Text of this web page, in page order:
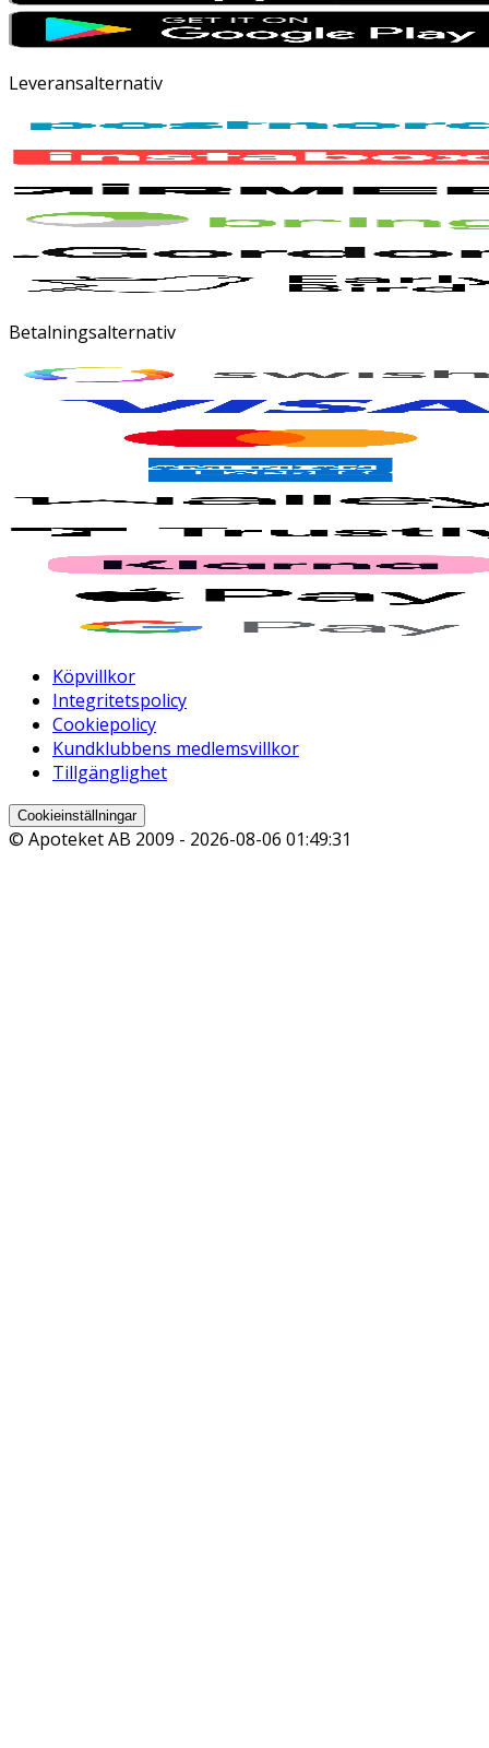
Leveransalternativ
Betalningsalternativ
Köpvillkor
Integritetspolicy
Cookiepolicy
Kundklubbens medlemsvillkor
Tillgänglighet
Cookieinställningar
© Apoteket AB 2009 - 2026-08-06 01:49:31